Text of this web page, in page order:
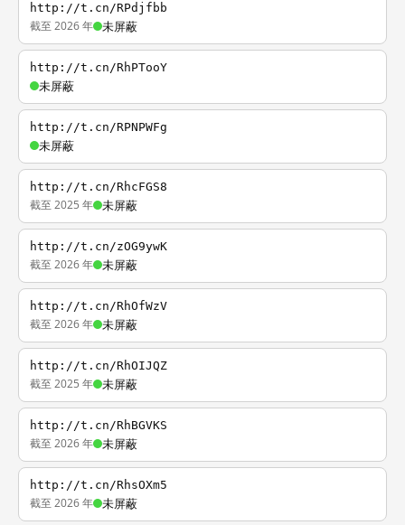
http://t.cn/RPdjfbb
截至 2026 年 未屏蔽
http://t.cn/RhPTooY
未屏蔽
http://t.cn/RPNPWFg
未屏蔽
http://t.cn/RhcFGS8
截至 2025 年 未屏蔽
http://t.cn/zOG9ywK
截至 2026 年 未屏蔽
http://t.cn/RhOfWzV
截至 2026 年 未屏蔽
http://t.cn/RhOIJQZ
截至 2025 年 未屏蔽
http://t.cn/RhBGVKS
截至 2026 年 未屏蔽
http://t.cn/RhsOXm5
截至 2026 年 未屏蔽